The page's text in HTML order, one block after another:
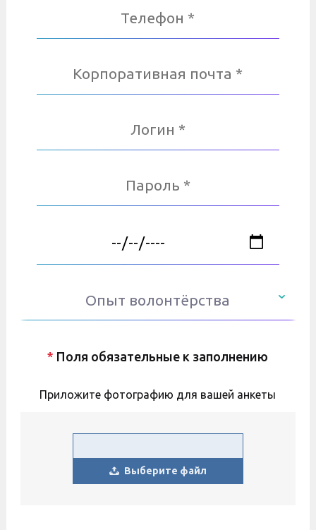
Опыт волонтёрства
* Поля обязательные к заполнению
Приложите фотографию для вашей анкеты
Выберите файл